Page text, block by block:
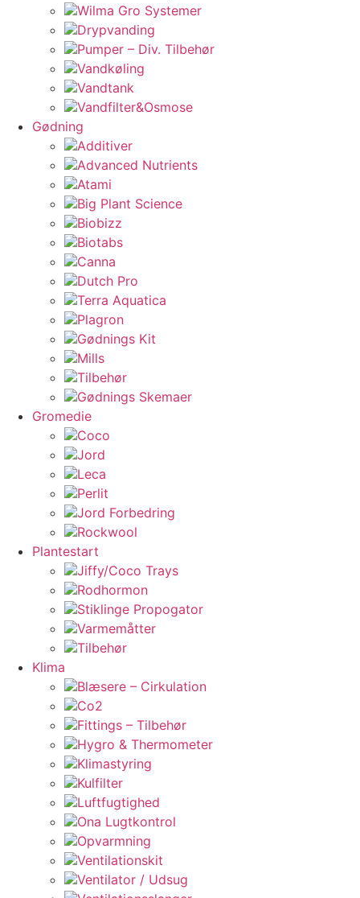
Wilma Gro Systemer
Drypvanding
Pumper – Div. Tilbehør
Vandkøling
Vandtank
Vandfilter&Osmose
Gødning
Additiver
Advanced Nutrients
Atami
Big Plant Science
Biobizz
Biotabs
Canna
Dutch Pro
Terra Aquatica
Plagron
Gødnings Kit
Mills
Tilbehør
Gødnings Skemaer
Gromedie
Coco
Jord
Leca
Perlit
Jord Forbedring
Rockwool
Plantestart
Jiffy/Coco Trays
Rodhormon
Stiklinge Propogator
Varmemåtter
Tilbehør
Klima
Blæsere – Cirkulation
Co2
Fittings – Tilbehør
Hygro & Thermometer
Klimastyring
Kulfilter
Luftfugtighed
Ona Lugtkontrol
Opvarmning
Ventilationskit
Ventilator / Udsug